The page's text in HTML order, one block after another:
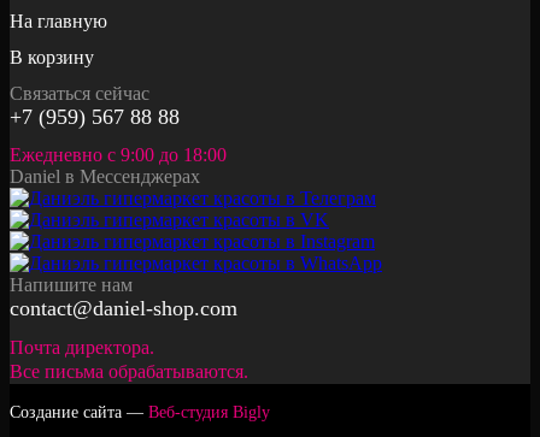
На главную
В корзину
Связаться сейчас
+7 (959) 567 88 88
Ежедневно с 9:00 до 18:00
Daniel в Мессенджерах
Напишите нам
contact@daniel-shop.com
Почта директора.
Все письма обрабатываются.
Создание сайта — Веб-студия Bigly